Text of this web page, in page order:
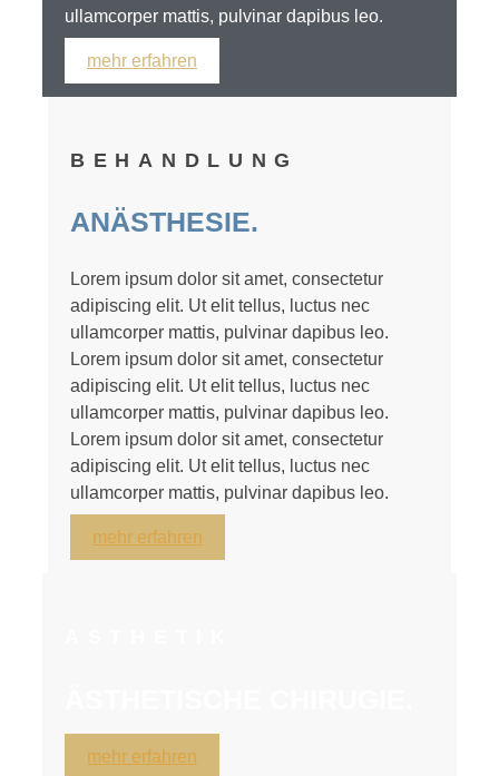
ullamcorper mattis, pulvinar dapibus leo.
mehr erfahren
BEHANDLUNG
ANÄSTHESIE.
Lorem ipsum dolor sit amet, consectetur
adipiscing elit. Ut elit tellus, luctus nec
ullamcorper mattis, pulvinar dapibus leo.
Lorem ipsum dolor sit amet, consectetur
adipiscing elit. Ut elit tellus, luctus nec
ullamcorper mattis, pulvinar dapibus leo.
Lorem ipsum dolor sit amet, consectetur
adipiscing elit. Ut elit tellus, luctus nec
ullamcorper mattis, pulvinar dapibus leo.
mehr erfahren
mehr erfahren